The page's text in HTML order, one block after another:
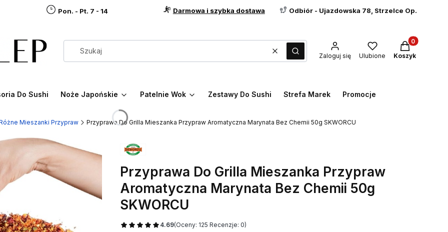
Pon. - Pt. 7 - 14 Darmowa i szybka dostawa Odbiór - Ujazdowska 78, Strzelce Op.
WyczyśćSzukaj Zaloguj się Ulubione
Produkty w
Koszyk
Do Sushi Noże Japońskie Patelnie Wok Zestawy Do Sushi Strefa Marek Promocje
Mieszanki Przypraw Przyprawa Do Grilla Mieszanka Przypraw Aromatyczna Marynata Bez Chemii 50g SKWORCU
Przyprawa Do Grilla Mieszanka Przypraw
Aromatyczna Marynata Bez Chemii 50g
SKWORCU
4.69(Oceny: 125 Recenzje: 0)